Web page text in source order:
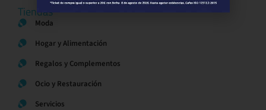
Tiendas
Moda
Hogar y Alimentación
Regalos y Complementos
Ocio y Restauración
Servicios